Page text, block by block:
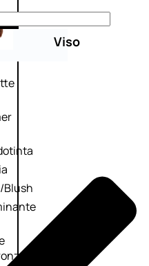
Viso
Blush